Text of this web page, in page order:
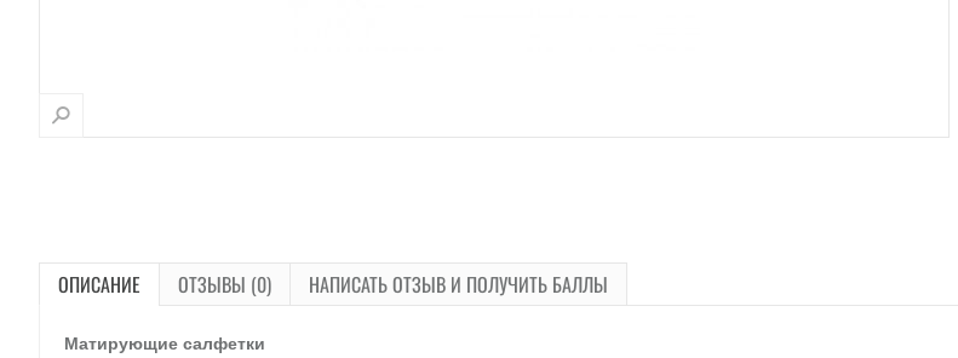
ОПИСАНИЕ ОТЗЫВЫ (0) НАПИСАТЬ ОТЗЫВ И ПОЛУЧИТЬ БАЛЛЫ
Матирующие салфетки